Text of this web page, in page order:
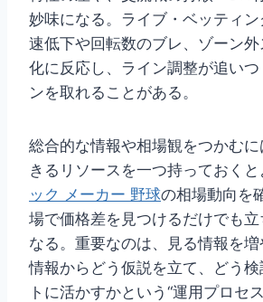
妙味になる。ライブ・ベッティ
速低下や回転数のブレ、ゾーン
化に反応し、ライン調整が追いつ
ンを取れることがある。
総合的な情報や相場観をつかむ
きるリソースを一つ持っておく
ック メーカー 野球の相場動向を
場で価格差を見つけるだけでも
なる。重要なのは、見る情報を増
情報からどう仮説を立て、どう検
トに活かすかという“運用プロセス